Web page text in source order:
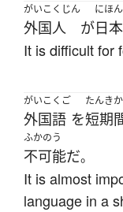
がいこくじん
外国人 が
にほ
日
It is difficult for
がいこくご
外国語 を
たんき
短期
ふかのう
不可能だ。
It is almost
language in a